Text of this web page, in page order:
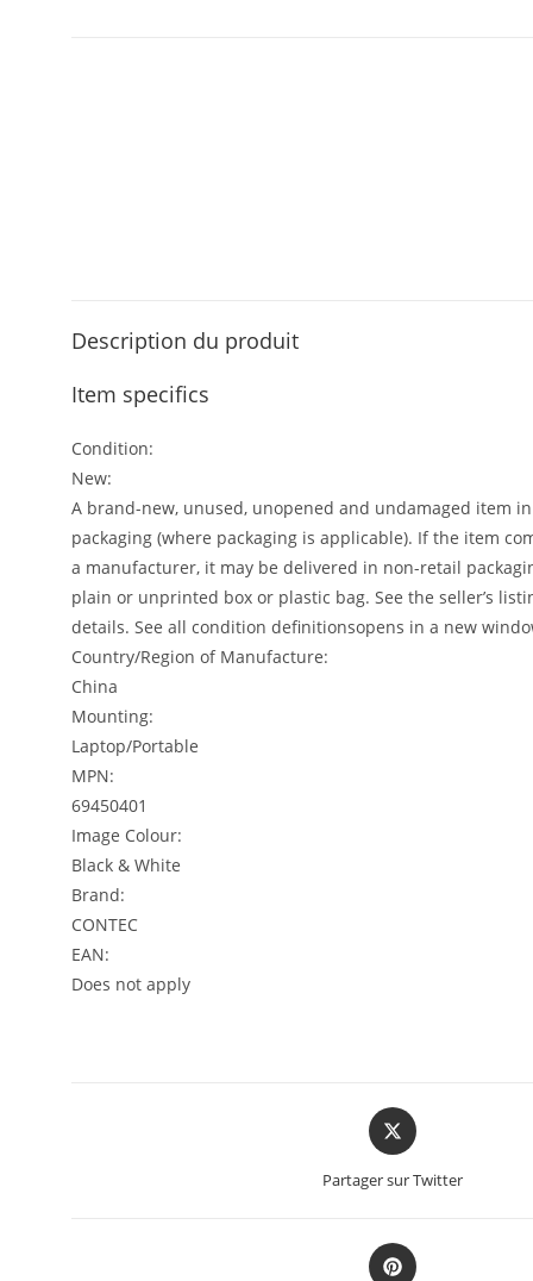
Description du produit
Item specifics
Condition:
New:
A brand-new, unused, unopened and undamaged item
packaging (where packaging is applicable). If the item
a manufacturer, it may be delivered in non-retail
plain or unprinted box or plastic bag. See the seller’s
details. See all condition definitionsopens in a new
Country/Region of Manufacture:
China
Mounting:
Laptop/Portable
MPN:
69450401
Image Colour:
Black & White
Brand:
CONTEC
EAN:
Does not apply
Partager sur Twitter